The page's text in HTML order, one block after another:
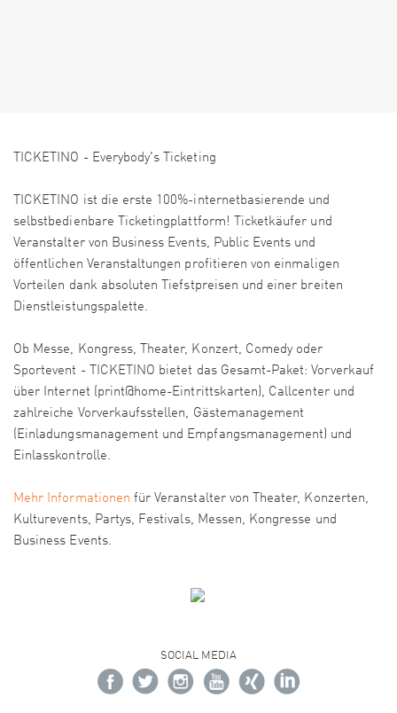
TICKETINO - Everybody's Ticketing
TICKETINO ist die erste 100%-internetbasierende und
selbstbedienbare Ticketingplattform! Ticketkäufer und
Veranstalter von Business Events, Public Events und
öffentlichen Veranstaltungen profitieren von einmaligen
Vorteilen dank absoluten Tiefstpreisen und einer breiten
Dienstleistungspalette.
Ob Messe, Kongress, Theater, Konzert, Comedy oder
Sportevent - TICKETINO bietet das Gesamt-Paket: Vorverkauf
über Internet (print@home-Eintrittskarten), Callcenter und
zahlreiche Vorverkaufsstellen, Gästemanagement
(Einladungsmanagement und Empfangsmanagement) und
Einlasskontrolle.
Mehr Informationen für Veranstalter von Theater, Konzerten,
Kulturevents, Partys, Festivals, Messen, Kongresse und
Business Events.
SOCIAL MEDIA